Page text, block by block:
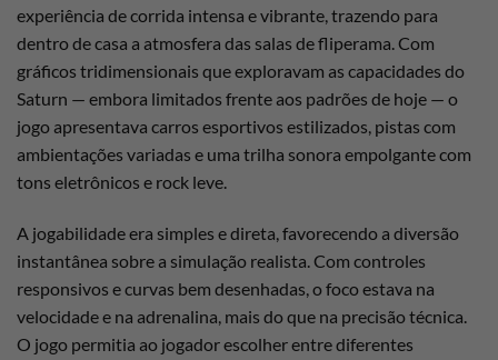
experiência de corrida intensa e vibrante, trazendo para
dentro de casa a atmosfera das salas de fliperama. Com
gráficos tridimensionais que exploravam as capacidades do
Saturn — embora limitados frente aos padrões de hoje — o
jogo apresentava carros esportivos estilizados, pistas com
ambientações variadas e uma trilha sonora empolgante com
tons eletrônicos e rock leve.
A jogabilidade era simples e direta, favorecendo a diversão
instantânea sobre a simulação realista. Com controles
responsivos e curvas bem desenhadas, o foco estava na
velocidade e na adrenalina, mais do que na precisão técnica.
O jogo permitia ao jogador escolher entre diferentes